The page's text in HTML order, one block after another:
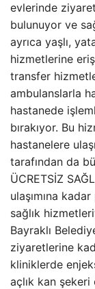
evlerinde
bulunuyor ve
ayrıca yaşlı,
hizmetlerine
transfer
ambulanslarla
hastanede
bırakıyor. Bu
hastanelere
tarafından da
ÜCRETSİZ
ulaşımına
sağlık
Bayraklı
ziyaretlerine
kliniklerde
açlık kan